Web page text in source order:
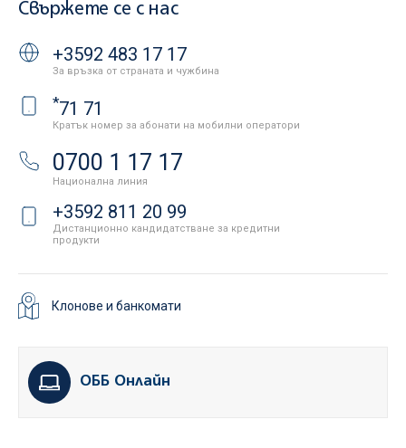
Свържете се с нас
+3592 483 17 17
За връзка от страната и чужбина
*71 71
Кратък номер за абонати на мобилни оператори
0700 1 17 17
Национална линия
+3592 811 20 99
Дистанционно кандидатстване за кредитни
продукти
Клонове и банкомати
ОББ Онлайн